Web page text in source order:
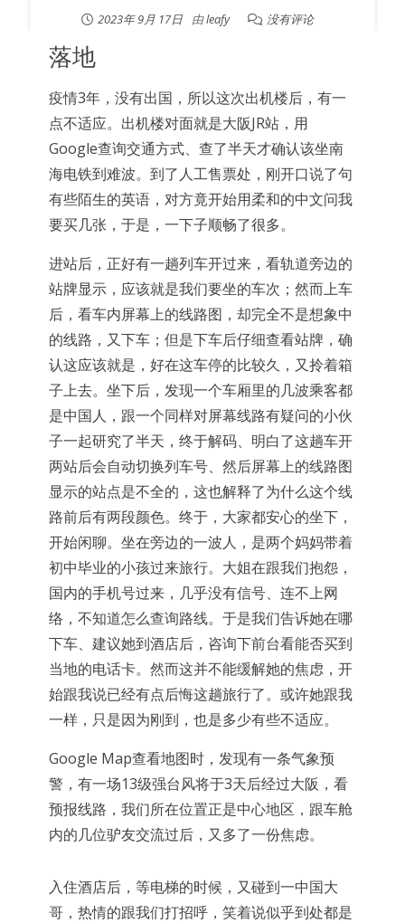
2023年 9月 17日 由leafy 没有评论
落地
疫情3年，没有出国，所以这次出机楼后，有一
点不适应。出机楼对面就是大阪JR站，用
Google查询交通方式、查了半天才确认该坐南
海电铁到难波。到了人工售票处，刚开口说了句
有些陌生的英语，对方竟开始用柔和的中文问我
要买几张，于是，一下子顺畅了很多。
进站后，正好有一趟列车开过来，看轨道旁边的
站牌显示，应该就是我们要坐的车次；然而上车
后，看车内屏幕上的线路图，却完全不是想象中
的线路，又下车；但是下车后仔细查看站牌，确
认这应该就是，好在这车停的比较久，又拎着箱
子上去。坐下后，发现一个车厢里的几波乘客都
是中国人，跟一个同样对屏幕线路有疑问的小伙
子一起研究了半天，终于解码、明白了这趟车开
两站后会自动切换列车号、然后屏幕上的线路图
显示的站点是不全的，这也解释了为什么这个线
路前后有两段颜色。终于，大家都安心的坐下，
开始闲聊。坐在旁边的一波人，是两个妈妈带着
初中毕业的小孩过来旅行。大姐在跟我们抱怨，
国内的手机号过来，几乎没有信号、连不上网
络，不知道怎么查询路线。于是我们告诉她在哪
下车、建议她到酒店后，咨询下前台看能否买到
当地的电话卡。然而这并不能缓解她的焦虑，开
始跟我说已经有点后悔这趟旅行了。或许她跟我
一样，只是因为刚到，也是多少有些不适应。
Google Map查看地图时，发现有一条气象预
警，有一场13级强台风将于3天后经过大阪，看
预报线路，我们所在位置正是中心地区，跟车舱
内的几位驴友交流过后，又多了一份焦虑。
入住酒店后，等电梯的时候，又碰到一中国大
哥，热情的跟我们打招呼，笑着说似乎到处都是